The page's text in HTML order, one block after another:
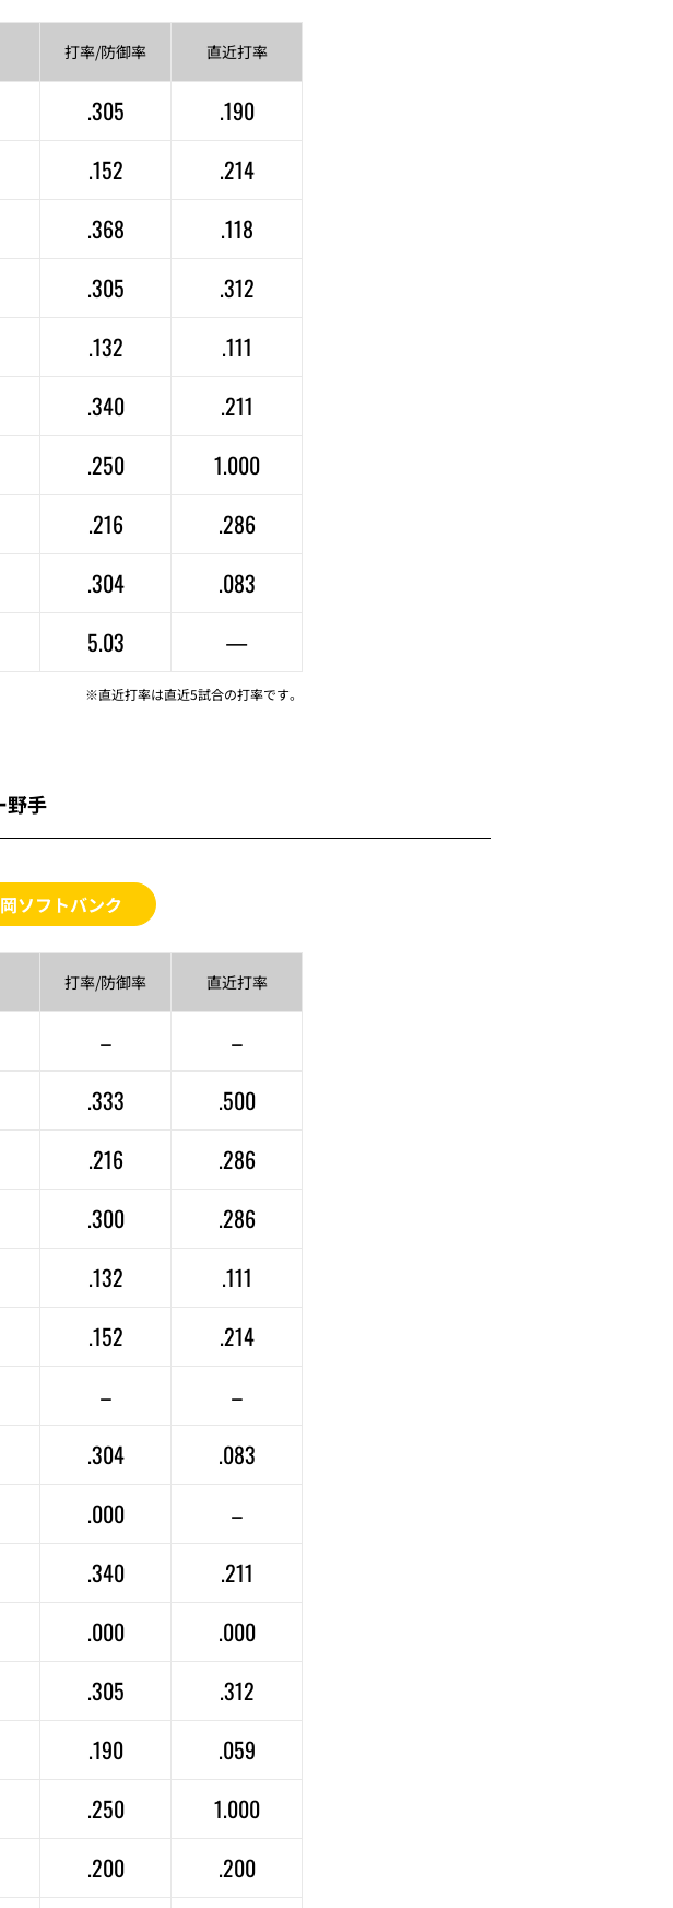
打率/防御率 直近打率
.305
.190
.152
.214
.368
.118
.305
.312
.132
.111
.340
.211
.250
1.000
.216
.286
.304
.083
5.03 —
※直近打率は直近5試合の打率です。
野手
ソフトバンク
打率/防御率 直近打率
– –
.333 .500
.216 .286
.300 .286
.132 .111
.152 .214
– –
.304 .083
.000 –
.340 .211
.000 .000
.305 .312
.190 .059
.250 1.000
.200 .200